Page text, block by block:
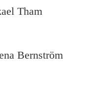
Tham
Bernström